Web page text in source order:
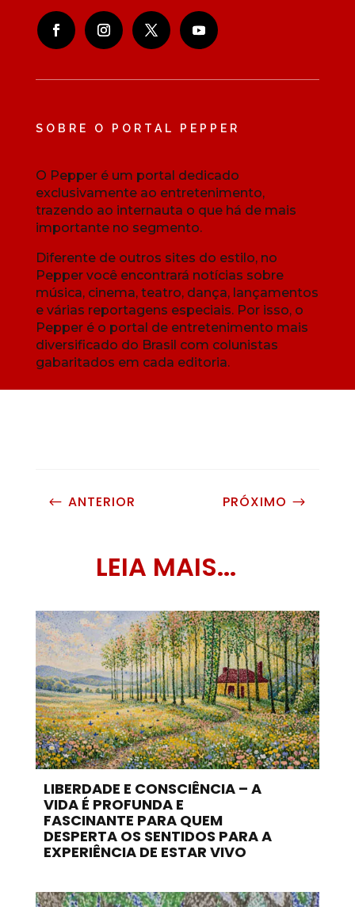
SOBRE O PORTAL PEPPER
O Pepper é um portal dedicado
exclusivamente ao entretenimento,
trazendo ao internauta o que há de mais
importante no segmento.
Diferente de outros sites do estilo, no
Pepper você encontrará notícias sobre
música, cinema, teatro, dança, lançamentos
e várias reportagens especiais. Por isso, o
Pepper é o portal de entretenimento mais
diversificado do Brasil com colunistas
gabaritados em cada editoria.
# ANTERIOR PRÓXIMO $
LEIA MAIS...
LIBERDADE E CONSCIÊNCIA – A
VIDA É PROFUNDA E
FASCINANTE PARA QUEM
DESPERTA OS SENTIDOS PARA A
EXPERIÊNCIA DE ESTAR VIVO